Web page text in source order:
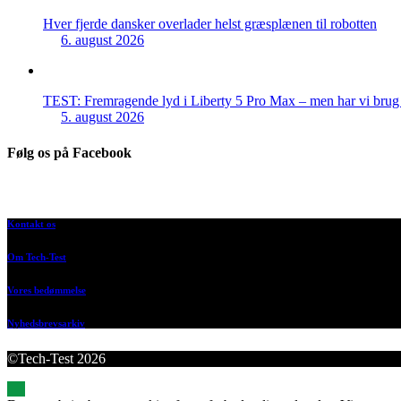
Hver fjerde dansker overlader helst græsplænen til robotten
6. august 2026
TEST: Fremragende lyd i Liberty 5 Pro Max – men har vi brug
5. august 2026
Følg os på Facebook
Kontakt os
Om Tech-Test
Vores bedømmelse
Nyhedsbrevsarkiv
©Tech-Test 2026